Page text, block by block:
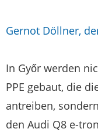
Gernot Döllner,
In Győr werden
PPE gebaut, die
antreiben,
den Audi Q8 e-